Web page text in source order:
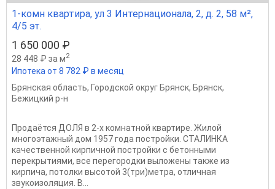
1-комн квартира, ул 3 Интернационала, 2, д. 2, 58 м²,
4/5 эт.
1 650 000 ₽
28 448 ₽ за м2
Ипотека от 8 782 ₽ в месяц
Брянская область, Городской округ Брянск, Брянск,
Бежицкий р-н
Продаётся ДОЛЯ в 2-х комнатной квартире. Жилой
многоэтажный дом 1957 года постройки. СТАЛИНКА
качественной кирпичной постройки с бетонными
перекрытиями, все перегородки выложены также из
кирпича, потолки высотой 3(три)метра, отличная
звукоизоляция. В...